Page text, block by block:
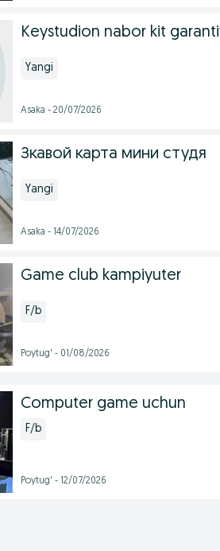
Keystudion nabor kit
Yangi
Asaka - 20/07/2026
Зкавой карта мини студя
Yangi
Asaka - 14/07/2026
Game club kampiyuter
F/b
Poytug' - 01/08/2026
Computer game uchun
F/b
Poytug' - 12/07/2026